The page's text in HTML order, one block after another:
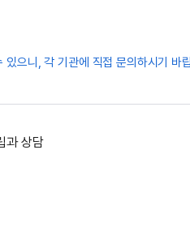
으니, 각 기관에 직접 문의하시기 바
과 상담